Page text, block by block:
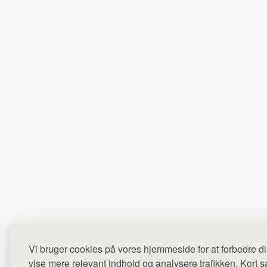
Vi bruger cookies på vores hjemmeside for at forbedre
vise mere relevant indhold og analysere trafikken. Kort